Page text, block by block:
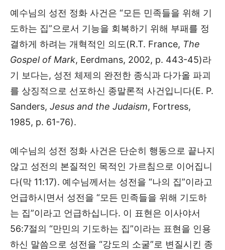
예수님의 성전 정화 사건은 “모든 민족들을 위해 기
도하는 집”으로서 기능을 회복하기 위해 부패를 정
결하게 하려는 개혁적인 의도(R.T. France, The
Gospel of Mark, Eerdmans, 2002, p. 443-45)라
기 보다는, 성전 체제의 완전한 종식과 다가올 파괴
를 상징적으로 선포하신 종말론적 사건입니다(E. P.
Sanders, Jesus and the Judaism, Fortress,
1985, p. 61-76).
예수님의 성전 정화 사건은 단순히 행동으로 끝나지
않고 성전의 본질적인 목적인 가르침으로 이어집니
다(막 11:17). 예수님께서는 성전을 “나의 집”이라고
언급하시면서 성전을 “모든 민족들을 위해 기도하
는 집”이라고 언급하십니다. 이 표현은 이사야서
56:7절의 “만민의 기도하는 집”이라는 표현을 인용
하신 말씀으로 성전을 “강도의 소굴”로 변질시킨 종